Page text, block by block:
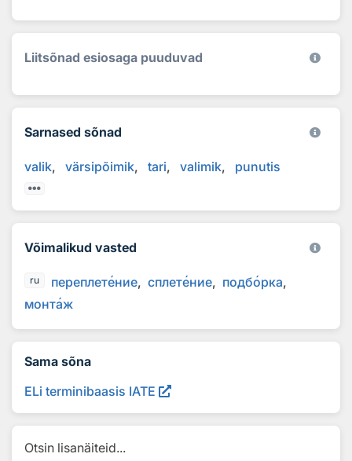
Liitsõnad esiosaga puuduvad
Sarnased sõnad
valik värsipõimik tari valimik punutis
Võimalikud vasted
ru переплетение сплетение подборка
монтаж
Sama sõna
ELi terminibaasis IATE
Otsin lisanäiteid...